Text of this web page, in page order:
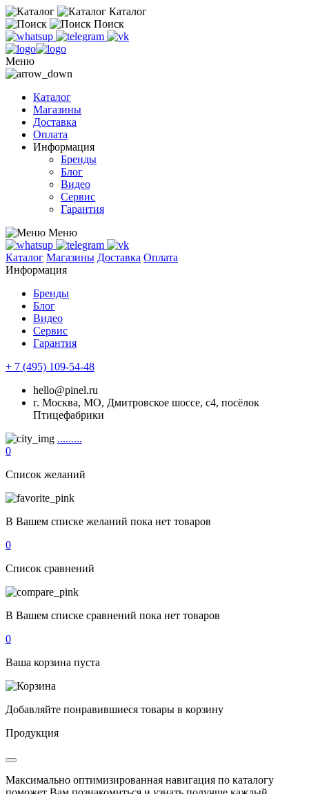
Каталог
Поиск
Меню
Каталог
Магазины
Доставка
Оплата
Информация
Бренды
Блог
Видео
Сервис
Гарантия
Меню
Каталог Магазины Доставка Оплата
Информация
Бренды
Блог
Видео
Сервис
Гарантия
+ 7 (495) 109-54-48
hello@pinel.ru
г. Москва, МО, Дмитровское шоссе, с4, посёлок
Птицефабрики
.........
0
Список желаний
В Вашем списке желаний пока нет товаров
0
Список сравнений
В Вашем списке сравнений пока нет товаров
0
Ваша корзина пуста
Добавляйте понравившиеся товары в корзину
Продукция
Максимально оптимизированная навигация по каталогу